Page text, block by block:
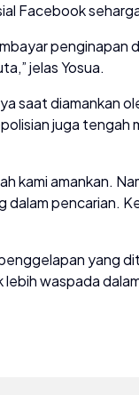
Facebook
penginapan
jelas Yosua.
saat diamankan
juga
kami amankan.
dalam pencarian.
yang
waspada